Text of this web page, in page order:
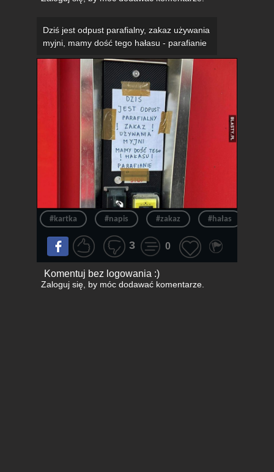
Dziś jest odpust parafialny, zakaz używania
myjni, mamy dość tego hałasu - parafianie
#kartka #napis #zakaz #hałas
3 0
Komentuj bez logowania :)
Zaloguj się, by móc dodawać komentarze.